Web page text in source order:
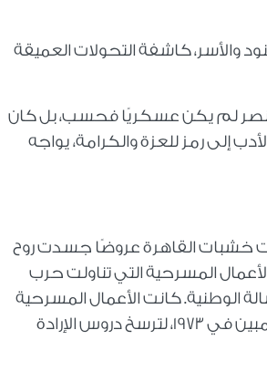
والأسر، كاشفة التحولات العميقة
لم يكن عسكريًا فحسب، بل كان
إلى رمز للعزة والكرامة، يواجه
خشبات القاهرة عروضًا جسدت روح
المسرحية التي تناولت حرب
الوطنية. كانت الأعمال المسرحية
تنقل للجمهور، خاصة الشباب، كيف تحولت الهزيمة في 1967 إلى نصر مبين في 1973، لترسخ دروس الإرادة